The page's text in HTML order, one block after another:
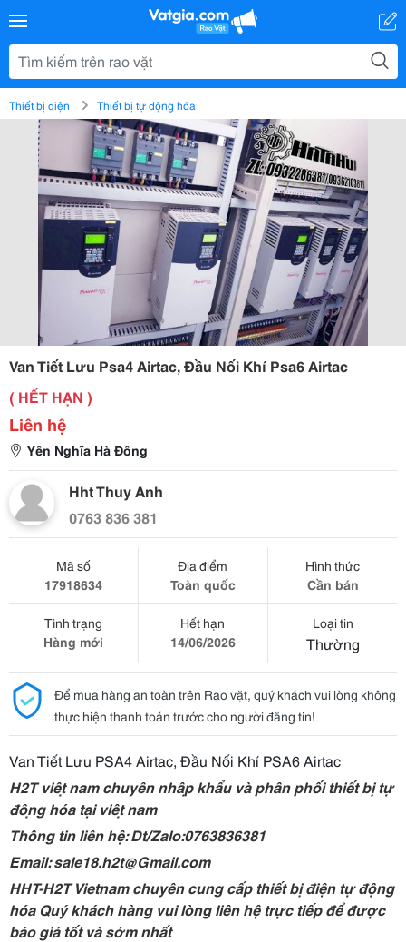
Thiết bị điện Thiết bị tự động hóa
Van Tiết Lưu Psa4 Airtac, Đầu Nối Khí Psa6 Airtac
( HẾT HẠN )
Liên hệ
Yên Nghĩa Hà Đông
Hht Thuy Anh
0763 836 381
Mã số
17918634
Địa điểm
Toàn quốc
Hình thức
Cần bán
Tình trạng
Hàng mới
Hết hạn
14/06/2026
Loại tin
Thường
Để mua hàng an toàn trên Rao vặt, quý khách vui lòng không
thực hiện thanh toán trước cho người đăng tin!
Van Tiết Lưu PSA4 Airtac, Đầu Nối Khí PSA6 Airtac
H2T việt nam chuyên nhập khẩu và phân phối thiết bị tự
động hóa tại việt nam
Thông tin liên hệ: Dt/Zalo:0763836381
Email: sale18.h2t@Gmail.com
HHT-H2T Vietnam chuyên cung cấp thiết bị điện tự động
hóa Quý khách hàng vui lòng liên hệ trực tiếp để được
báo giá tốt và sớm nhất